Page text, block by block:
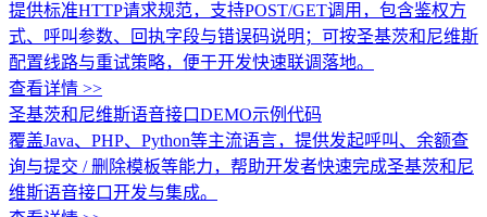
提供标准HTTP请求规范，支持POST/GET调用，包含鉴权方
式、呼叫参数、回执字段与错误码说明；可按圣基茨和尼维斯
配置线路与重试策略，便于开发快速联调落地。
查看详情 >>
圣基茨和尼维斯语音接口DEMO示例代码
覆盖Java、PHP、Python等主流语言，提供发起呼叫、余额查
询与提交 / 删除模板等能力，帮助开发者快速完成圣基茨和尼
维斯语音接口开发与集成。